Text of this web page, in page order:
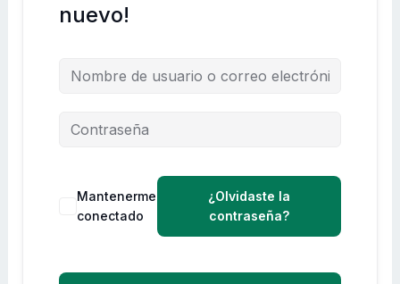
nuevo!
Mantenerme
conectado
¿Olvidaste la
contraseña?